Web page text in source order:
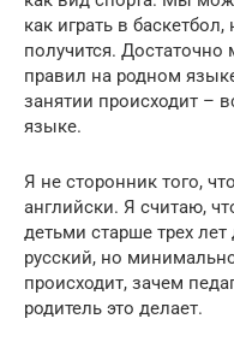
как играть в
получится.
правил на родном
занятии происходит –
языке.
Я не сторонник того,
английски. Я считаю,
детьми старше трех
русский, но
происходит, зачем
родитель это делает.